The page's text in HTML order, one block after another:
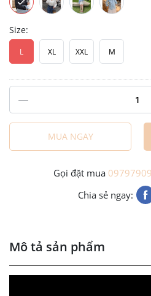
Size:
L XL XXL M
MUA NGAY
Gọi đặt mua
Chia sẻ ngay:
Mô tả sản phẩm